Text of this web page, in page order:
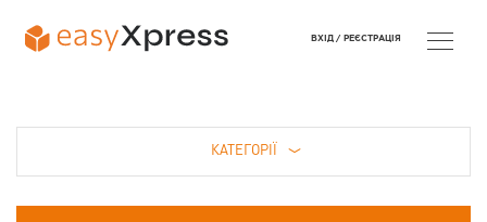
КАТЕГОРІЇ
ВХІД / РЕЄСТРАЦІЯ